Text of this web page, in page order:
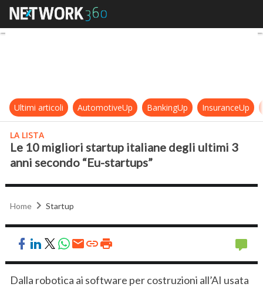
Le 10 migliori startup italiane
Ultimi articoli AutomotiveUp BankingUp InsuranceUp
LA LISTA
Le 10 migliori startup italiane degli ultimi 3
anni secondo “Eu-startups”
Home Startup
Dalla robotica ai software per costruzioni all’AI usata